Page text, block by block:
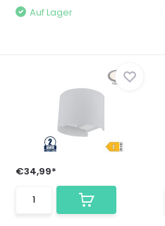
Auf Lager
€34,99*